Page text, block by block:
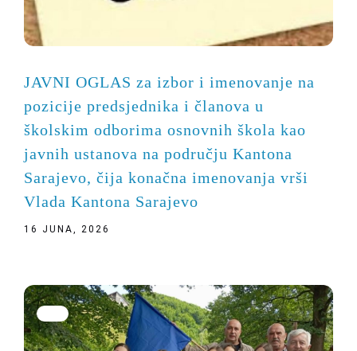
JAVNI OGLAS za izbor i imenovanje na
pozicije predsjednika i članova u
školskim odborima osnovnih škola kao
javnih ustanova na području Kantona
Sarajevo, čija konačna imenovanja vrši
Vlada Kantona Sarajevo
16 JUNA, 2026